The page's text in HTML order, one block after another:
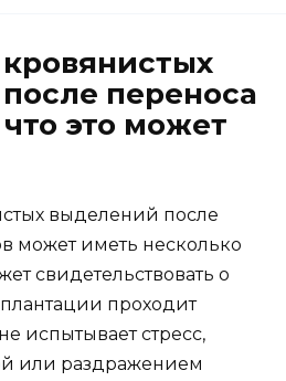
переноса
это может
выделений после
может иметь несколько
свидетельствовать о
проходит
испытывает стресс,
или раздражением